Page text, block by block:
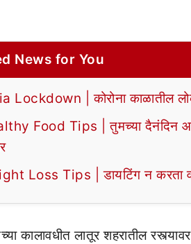
News for You
Lockdown | कोरोना काळातील
Food Tips | तुमच्या दैनंदिन
Loss Tips | डायटिंग न करता
कालावधीत लातूर शहरातील